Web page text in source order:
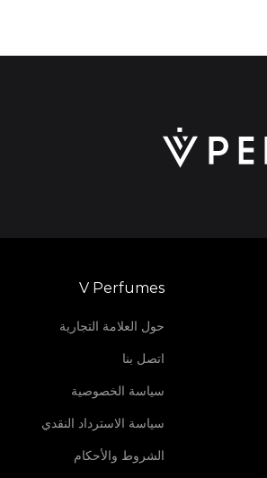
V Perfumes
حول العلامة التجارية
اتصل بنا
سياسة الخصوصية
سياسة الاسترداد النقدي
الشروط والأحكام